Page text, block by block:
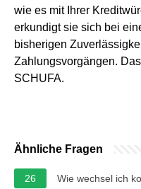
wie es mit Ihrer
erkundigt sie sich bei
bisherigen
Zahlungsvorgängen.
SCHUFA.
Ähnliche Fragen
26 Wie wechsel ich